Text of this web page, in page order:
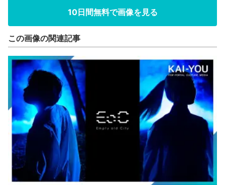
10日間無料で画像を見る
この画像の関連記事